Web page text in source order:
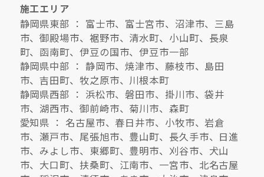
施工エリア
静岡県東部 ： 富士市、富士宮市、沼津市、三島
市、御殿場市、裾野市、清水町、小山町、長泉
町、函南町、伊豆の国市、伊豆市一部
静岡県中部 ： 静岡市、焼津市、藤枝市、島田
市、吉田町、牧之原市、川根本町
静岡県西部 ： 浜松市、磐田市、掛川市、袋井
市、湖西市、御前崎市、菊川市、森町
愛知県 ： 名古屋市、春日井市、小牧市、岩倉
市、瀬戸市、尾張旭市、豊山町、長久手市、日進
市、みよし市、東郷町、豊明市、刈谷市、犬山
市、大口町、扶桑町、江南市、一宮市、北名古屋